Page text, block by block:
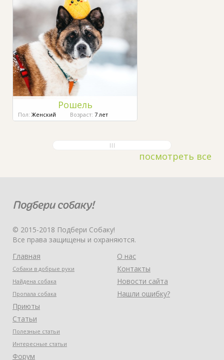
Рошель
Пол: Женский Возраст: 7 лет
посмотреть все
© 2015-2018 Подбери Собаку!
Все права защищены и охраняются.
Главная
Собаки в добрые руки
Найдена собака
Пропала собака
Приюты
Статьи
Полезные статьи
Интересные статьи
Форум
О нас
Контакты
Новости сайта
Нашли ошибку?